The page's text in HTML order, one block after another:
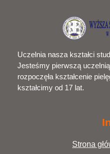
Uczelnia nasza kształci
Jesteśmy pierwszą
rozpoczęła kształcenie
kształcimy od 17 lat.
Strona